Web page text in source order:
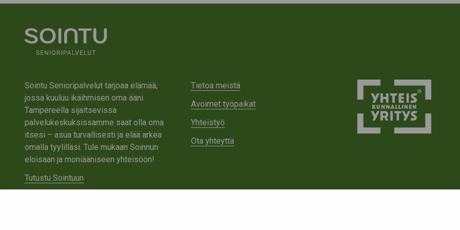
Sointu Senioripalvelut tarjoaa elämää,
jossa kuuluu ikäihmisen oma ääni.
Tampereella sijaitsevissa
palvelukeskuksissamme saat olla oma
itsesi – asua turvallisesti ja elää arkea
omalla tyylilläsi. Tule mukaan Soinnun
eloisaan ja moniääniseen yhteisöön!
Tutustu Sointuun
Tietoa meistä
Avoimet työpaikat
Yhteistyö
Ota yhteyttä